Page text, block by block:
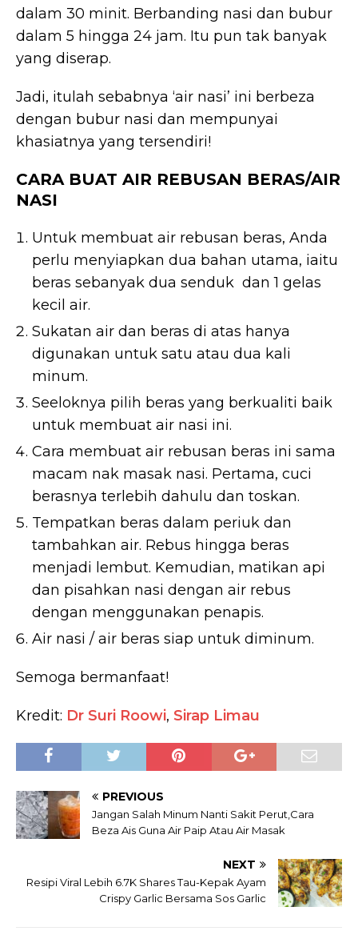
dalam 30 minit. Berbanding nasi dan bubur
dalam 5 hingga 24 jam. Itu pun tak banyak
yang diserap.
Jadi, itulah sebabnya ‘air nasi’ ini berbeza
dengan bubur nasi dan mempunyai
khasiatnya yang tersendiri!
CARA BUAT AIR REBUSAN BERAS/AIR
NASI
Untuk membuat air rebusan beras, Anda
perlu menyiapkan dua bahan utama, iaitu
beras sebanyak dua senduk dan 1 gelas
kecil air.
Sukatan air dan beras di atas hanya
digunakan untuk satu atau dua kali
minum.
Seeloknya pilih beras yang berkualiti baik
untuk membuat air nasi ini.
Cara membuat air rebusan beras ini sama
macam nak masak nasi. Pertama, cuci
berasnya terlebih dahulu dan toskan.
Tempatkan beras dalam periuk dan
tambahkan air. Rebus hingga beras
menjadi lembut. Kemudian, matikan api
dan pisahkan nasi dengan air rebus
dengan menggunakan penapis.
Air nasi / air beras siap untuk diminum.
Semoga bermanfaat!
Kredit: Dr Suri Roowi, Sirap Limau
PREVIOUS
Jangan Salah Minum Nanti Sakit Perut,Cara
Beza Ais Guna Air Paip Atau Air Masak
NEXT
Resipi Viral Lebih 6.7K Shares Tau-Kepak Ayam
Crispy Garlic Bersama Sos Garlic